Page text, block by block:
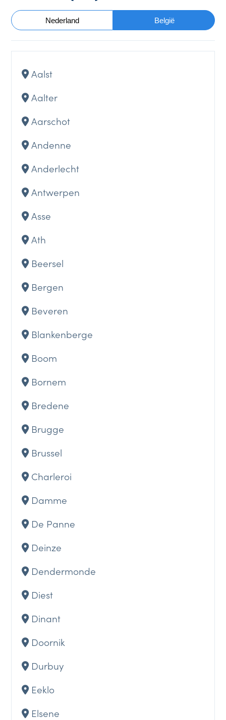
Nederland België
Aalst
Aalter
Aarschot
Andenne
Anderlecht
Antwerpen
Asse
Ath
Beersel
Bergen
Beveren
Blankenberge
Boom
Bornem
Bredene
Brugge
Brussel
Charleroi
Damme
De Panne
Deinze
Dendermonde
Diest
Dinant
Doornik
Durbuy
Eeklo
Elsene